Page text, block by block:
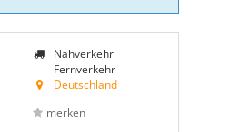
Nahverkehr
Fernverkehr
Deutschland
merken